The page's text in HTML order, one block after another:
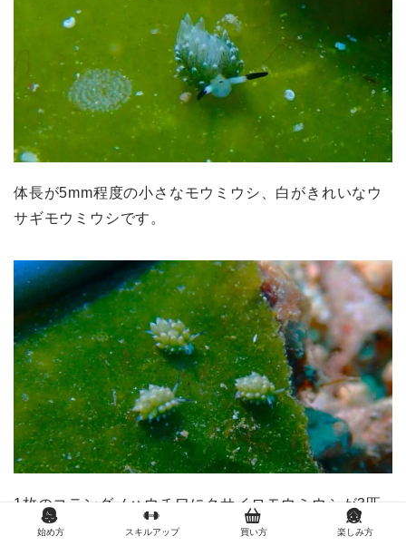
体長が5mm程度の小さなモウミウシ、白がきれいなウ
サギモウミウシです。
1枚のコテングノハウチワにクサイロモウミウシが3匹
以上いることもあります。
始め方 スキルアップ 買い方 楽しみ方